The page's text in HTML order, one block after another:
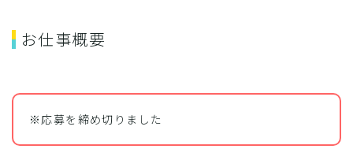
お仕事概要
※応募を締め切りました